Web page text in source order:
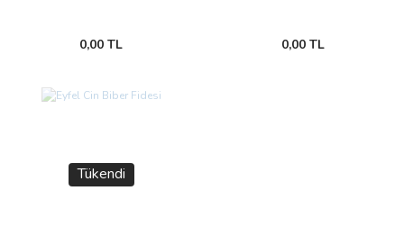
0,00 TL 0,00 TL
Tükendi